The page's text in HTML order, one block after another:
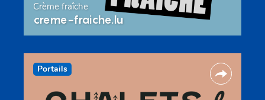
Crème fraîche
creme-fraiche.lu
Portails